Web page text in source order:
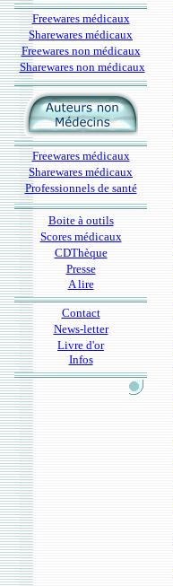
Freewares médicaux
Sharewares médicaux
Freewares non médicaux
Sharewares non médicaux
Freewares médicaux
Sharewares médicaux
Professionnels de santé
Boite à outils
Scores médicaux
CDThèque
Presse
A lire
Contact
News-letter
Livre d'or
Infos